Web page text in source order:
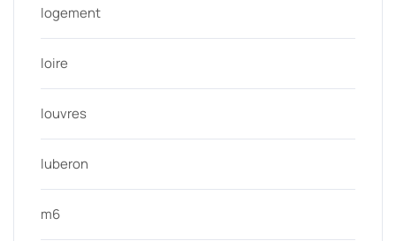
logement
loire
louvres
luberon
m6